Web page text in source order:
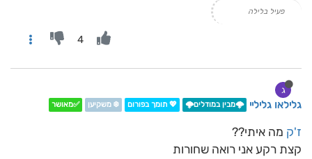
פעיל בלילה
4
ג
גלילאו גליליי 🌩️מבין במודלים🌩️ 💖 תומך בפורום ❄️ משקיען ✅מאושר
ז'ק מה איתי??
קצת רקע אני רואה שחורות